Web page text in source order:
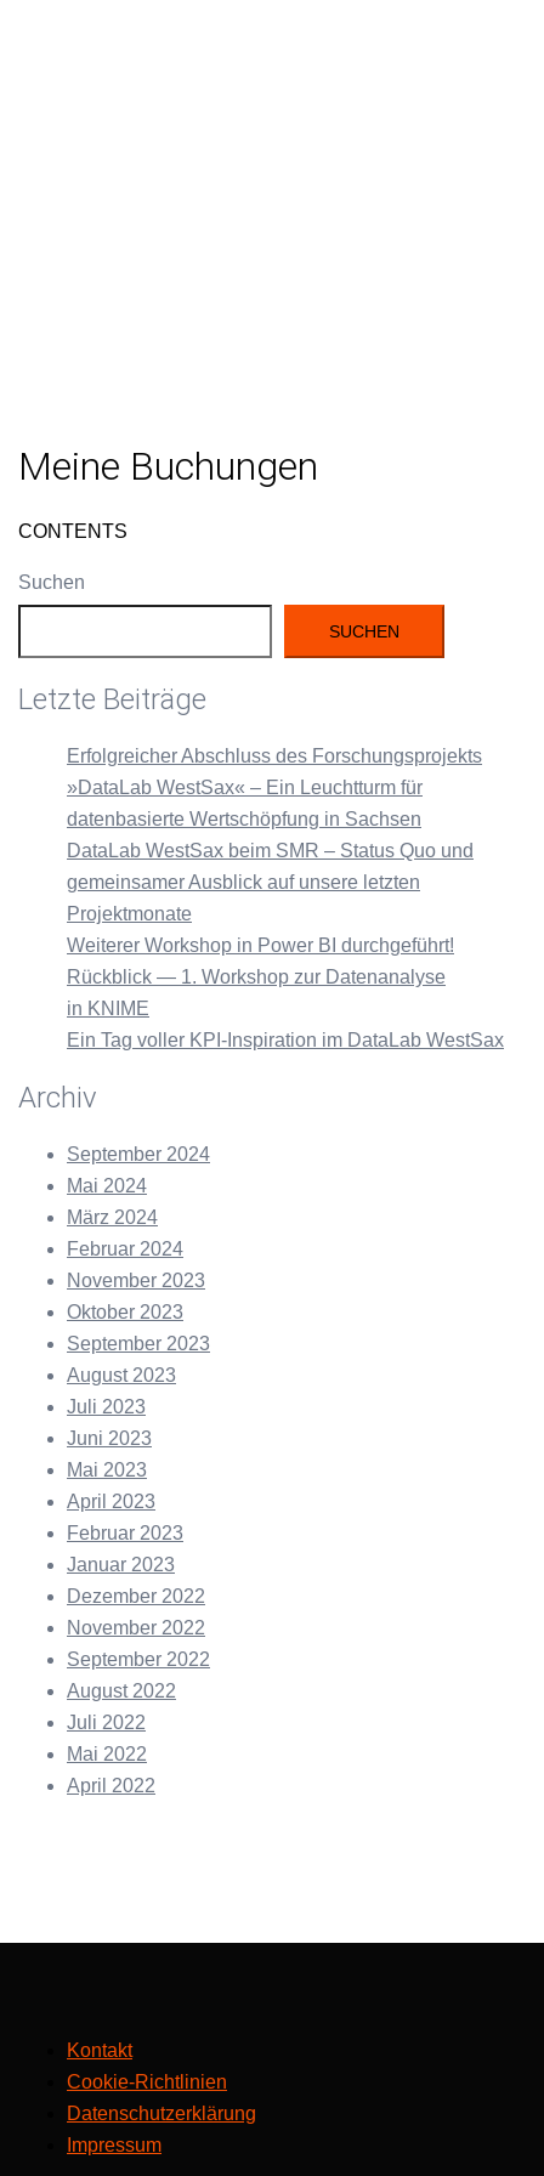
Meine Buchungen
CONTENTS
Suchen
SUCHEN
Letzte Beiträge
Erfolgreicher Abschluss des Forschungsprojekts
»DataLab WestSax« – Ein Leuchtturm für
datenbasierte Wertschöpfung in Sachsen
DataLab WestSax beim SMR – Status Quo und
gemeinsamer Ausblick auf unsere letzten
Projektmonate
Weiterer Workshop in Power BI durchgeführt!
Rückblick — 1. Workshop zur Datenanalyse
in KNIME
Ein Tag voller KPI-Inspiration im DataLab WestSax
Archiv
September 2024
Mai 2024
März 2024
Februar 2024
November 2023
Oktober 2023
September 2023
August 2023
Juli 2023
Juni 2023
Mai 2023
April 2023
Februar 2023
Januar 2023
Dezember 2022
November 2022
September 2022
August 2022
Juli 2022
Mai 2022
April 2022
Kontakt
Cookie-Richtlinien
Datenschutzerklärung
Impressum